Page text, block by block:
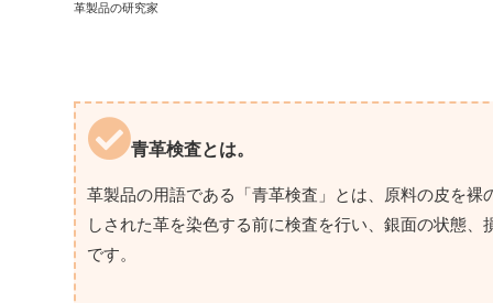
革製品の研究家
青革検査とは。
革製品の用語である「青革検査」とは、原料の皮を
しされた革を染色する前に検査を行い、銀面の状態
です。